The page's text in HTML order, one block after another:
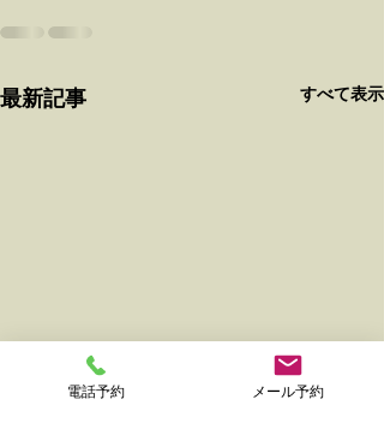
最新記事 すべて表示
電話予約 メール予約